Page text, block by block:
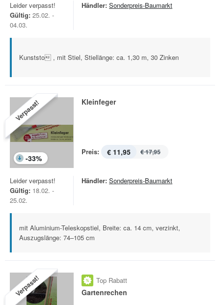
Leider verpasst!
Gültig: 25.02. -
04.03.
Händler: Sonderpreis-Baumarkt
Kunststo , mit Stiel, Stiellänge: ca. 1,30 m, 30 Zinken
Verpasst!
-33%
Kleinfeger
Preis: € 11,95 € 17,95
Leider verpasst!
Gültig: 18.02. -
25.02.
Händler: Sonderpreis-Baumarkt
mit Aluminium-Teleskopstiel, Breite: ca. 14 cm, verzinkt,
Auszugslänge: 74–105 cm
Verpasst! Top Rabatt
Gartenrechen